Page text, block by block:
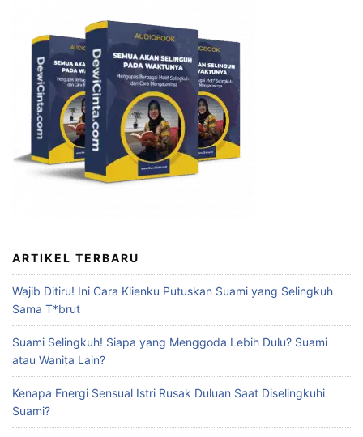
ARTIKEL TERBARU
Wajib Ditiru! Ini Cara Klienku Putuskan Suami yang Selingkuh
Sama T*brut
Suami Selingkuh! Siapa yang Menggoda Lebih Dulu? Suami
atau Wanita Lain?
Kenapa Energi Sensual Istri Rusak Duluan Saat Diselingkuhi
Suami?